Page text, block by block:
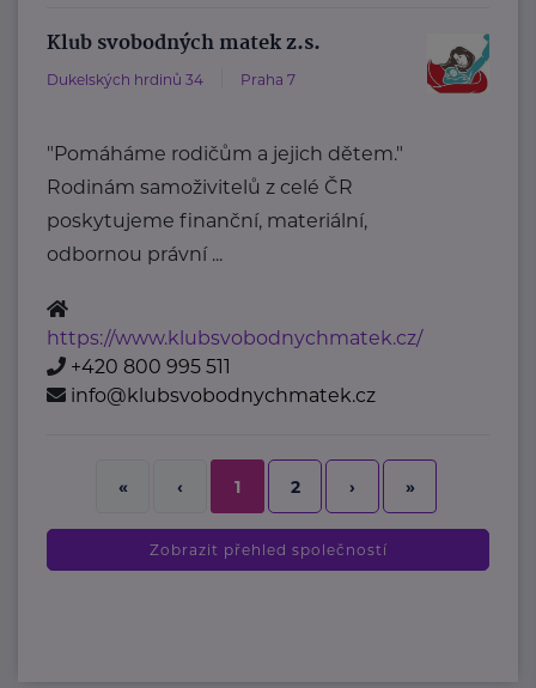
Klub svobodných matek z.s.
Dukelských hrdinů 34 Praha 7
"Pomáháme rodičům a jejich dětem."
Rodinám samoživitelů z celé ČR
poskytujeme finanční, materiální,
odbornou právní ...
https://www.klubsvobodnychmatek.cz/
+420 800 995 511
info@klubsvobodnychmatek.cz
« ‹ 1 2 › »
Zobrazit přehled společností